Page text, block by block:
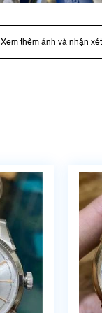
Xem thêm ảnh và nhận